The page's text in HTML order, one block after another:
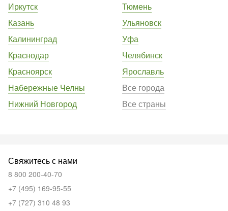
Иркутск
Казань
Калининград
Краснодар
Красноярск
Набережные Челны
Нижний Новгород
Тюмень
Ульяновск
Уфа
Челябинск
Ярославль
Все города
Все страны
Свяжитесь с нами
8 800 200-40-70
+7 (495) 169-95-55
+7 (727) 310 48 93